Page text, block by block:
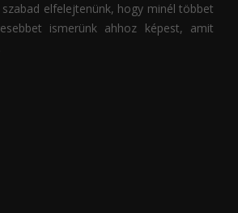
elfelejtenünk, hogy minél többet
ismerünk ahhoz képest, amit